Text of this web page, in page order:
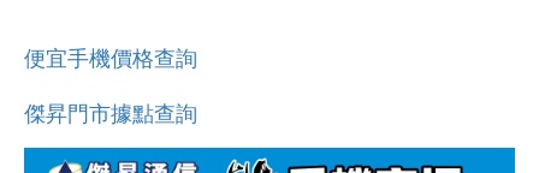
便宜手機價格查詢
傑昇門市據點查詢